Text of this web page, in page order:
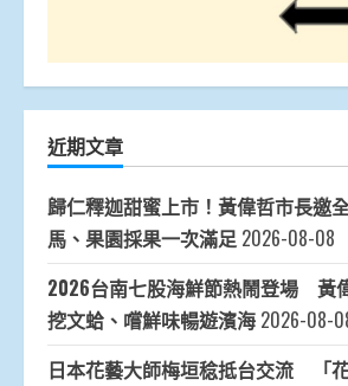
近期文章
歸仁釋迦甜蜜上市！黃偉哲市長邀
馬、果園採果一次滿足 2026-08-08
2026台南七股海鮮節熱鬧登場 黃
挖文蛤、嚐鮮味暢遊濱海 2026-08-
日本花藝大師梅垣稔抵台交流 「